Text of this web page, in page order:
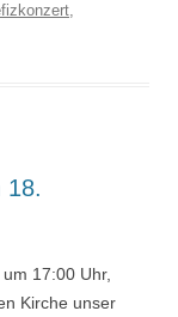
,
18.
17:00 Uhr,
Kirche unser